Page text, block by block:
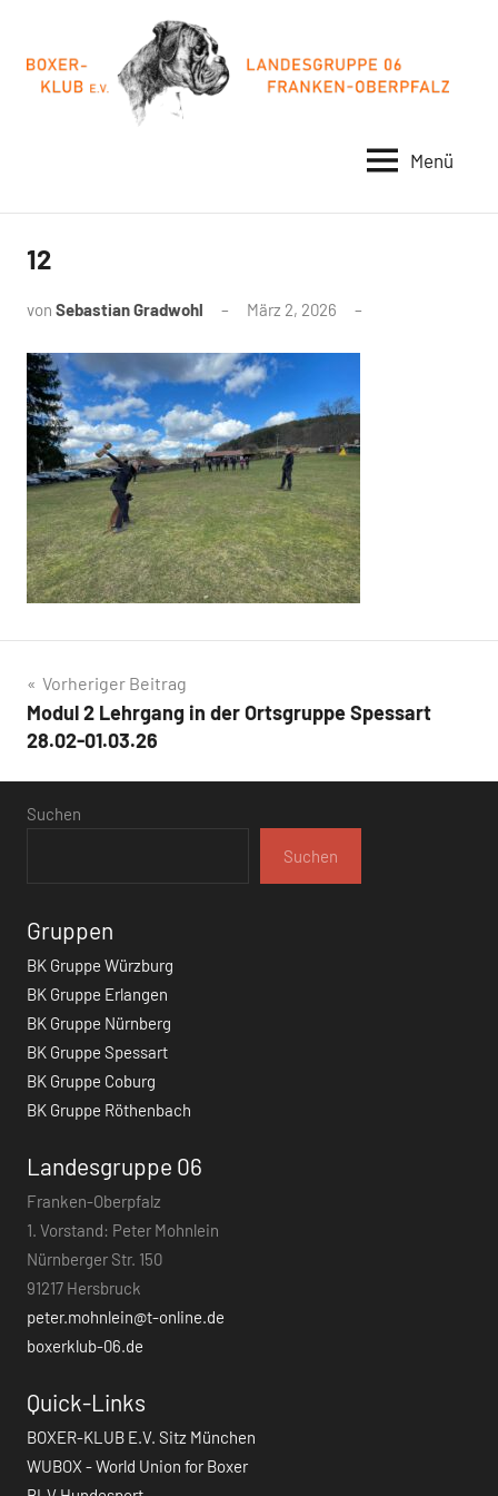
springen
KLUB
LG06
Menü
12
von Sebastian Gradwohl März 2, 2026
Beitragsnavigation
Vorheriger Beitrag
Modul 2 Lehrgang in der Ortsgruppe Spessart
28.02-01.03.26
Suchen
Suchen
Gruppen
BK Gruppe Würzburg
BK Gruppe Erlangen
BK Gruppe Nürnberg
BK Gruppe Spessart
BK Gruppe Coburg
BK Gruppe Röthenbach
Landesgruppe 06
Franken-Oberpfalz
1. Vorstand: Peter Mohnlein
Nürnberger Str. 150
91217 Hersbruck
peter.mohnlein@t-online.de
boxerklub-06.de
Quick-Links
BOXER-KLUB E.V. Sitz München
WUBOX - World Union for Boxer